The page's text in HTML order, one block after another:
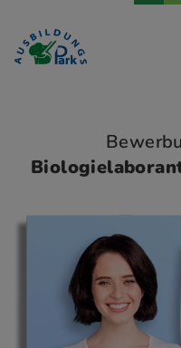
Zur Navigation springen
Zu den Hauptinhalten